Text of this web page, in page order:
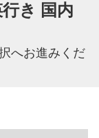
き 国内
へお進みくだ